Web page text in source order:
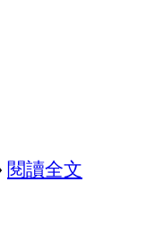
閱讀全文